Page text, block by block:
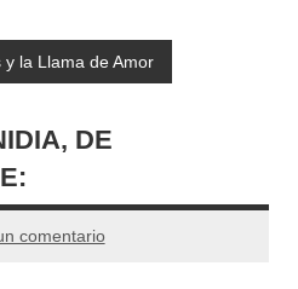
la Llama de Amor
DE
comentario